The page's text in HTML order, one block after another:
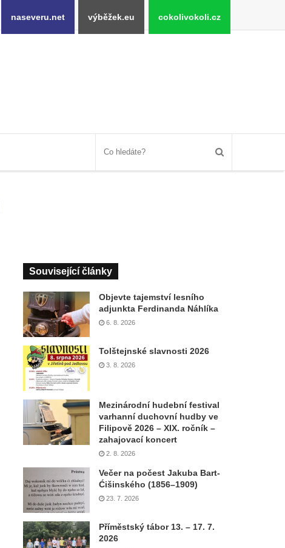
naseveru.net výběžek.eu cokolivokoli.cz
Související články
Objevte tajemství lesního
adjunkta Ferdinanda Náhlíka
6. 8. 2026
Tolštejnské slavnosti 2026
3. 8. 2026
Mezinárodní hudební festival
varhanní duchovní hudby ve
Filipově 2026 – XIX. ročník –
zahajovací koncert
2. 8. 2026
Večer na počest Jakuba Bart-
Ćišinského (1856–1909)
23. 7. 2026
Příměstský tábor 13. – 17. 7.
2026